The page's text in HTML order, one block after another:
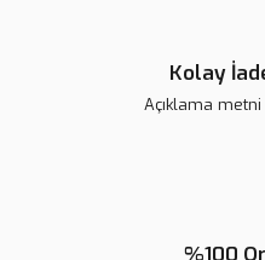
Kolay
Açıklama
%100